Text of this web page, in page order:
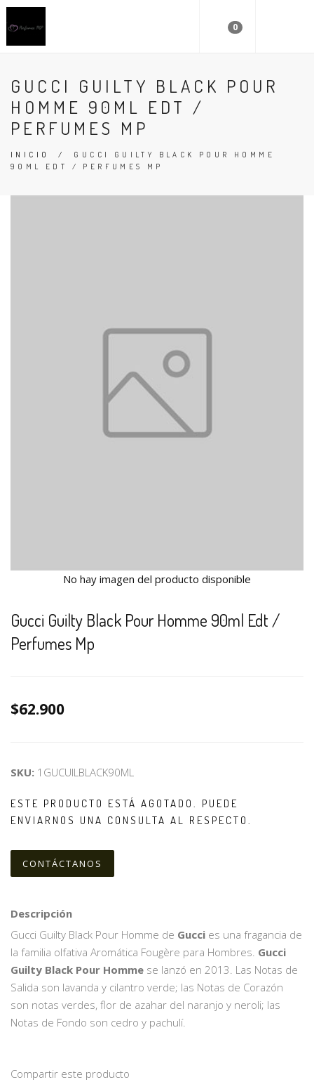
0
GUCCI GUILTY BLACK POUR
HOMME 90ML EDT /
PERFUMES MP
INICIO / GUCCI GUILTY BLACK POUR HOMME
90ML EDT / PERFUMES MP
No hay imagen del producto disponible
Gucci Guilty Black Pour Homme 90ml Edt /
Perfumes Mp
$62.900
SKU: 1GUCUILBLACK90ML
ESTE PRODUCTO ESTÁ AGOTADO. PUEDE
ENVIARNOS UNA CONSULTA AL RESPECTO.
CONTÁCTANOS
Descripción
Gucci Guilty Black Pour Homme de Gucci es una fragancia de
la familia olfativa Aromática Fougère para Hombres. Gucci
Guilty Black Pour Homme se lanzó en 2013. Las Notas de
Salida son lavanda y cilantro verde; las Notas de Corazón
son notas verdes, flor de azahar del naranjo y neroli; las
Notas de Fondo son cedro y pachulí.
Compartir este producto